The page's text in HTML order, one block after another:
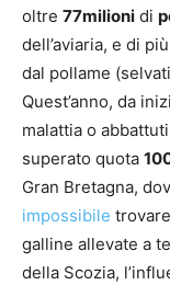
oltre 77milioni di
dell’aviaria, e di
dal pollame
Quest’anno, da
malattia o
superato quota
Gran Bretagna,
impossibile
galline allevate a
della Scozia,